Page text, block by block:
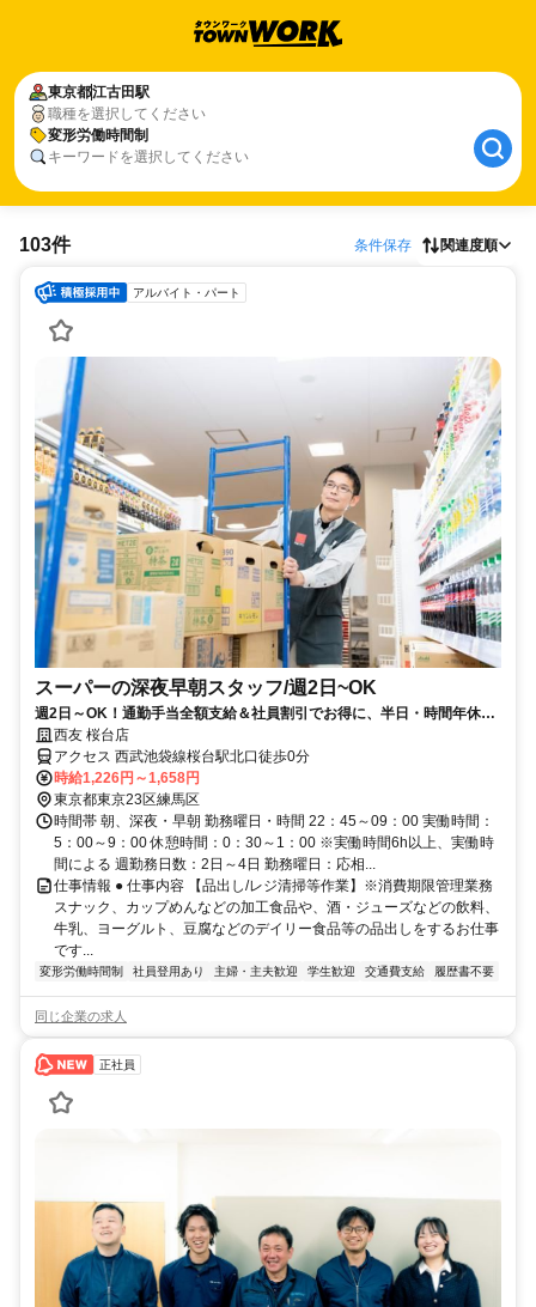
東京都江古田駅
職種を選択してください
変形労働時間制
キーワードを選択してください
103件 条件保存 関連度順
アルバイト・パート
スーパーの深夜早朝スタッフ/週2日~OK
週2日～OK！通勤手当全額支給＆社員割引でお得に、半日・時間年休で
ムリなく続けられる仕事
西友 桜台店
アクセス 西武池袋線桜台駅北口徒歩0分
時給1,226円～1,658円
東京都東京23区練馬区
時間帯 朝、深夜・早朝 勤務曜日・時間 22：45～09：00 実働時間：
5：00～9：00 休憩時間：0：30～1：00 ※実働時間6h以上、実働時
間による 週勤務日数：2日～4日 勤務曜日：応相...
仕事情報 ● 仕事内容 【品出し/レジ清掃等作業】※消費期限管理業務
スナック、カップめんなどの加工食品や、酒・ジューズなどの飲料、
牛乳、ヨーグルト、豆腐などのデイリー食品等の品出しをするお仕事
です...
変形労働時間制 社員登用あり 主婦・主夫歓迎 学生歓迎 交通費支給 履歴書不要
同じ企業の求人
正社員